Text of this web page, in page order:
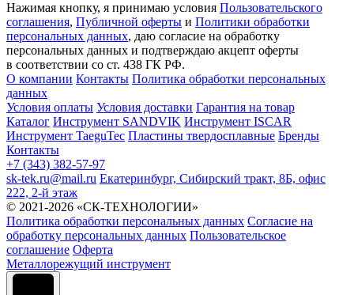
Нажимая кнопку, я принимаю условия Пользовательского
соглашения, Публичной оферты и Политики обработки
персональных данных, даю согласие на обработку
персональных данных и подтверждаю акцепт оферты
в соответствии со ст. 438 ГК РФ.
О компании Контакты Политика обработки персональных
данных
Условия оплаты Условия доставки Гарантия на товар
Каталог Инструмент SANDVIK Инструмент ISCAR
Инструмент TaeguTec Пластины твердосплавные Бренды
Контакты
+7 (343) 382-57-97
sk-tek.ru@mail.ru Екатеринбург, Сибирский тракт, 8Б, офис
222, 2-й этаж
© 2021-2026 «СК-ТЕХНОЛОГИИ»
Политика обработки персональных данных Согласие на
обработку персональных данных Пользовательское
соглашение Оферта
Металлорежущий инструмент